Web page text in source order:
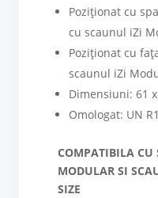
Poziţionat cu
cu scaunul iZi
Poziţionat cu
scaunul iZi
Dimensiuni: 61
Omologat: UN
COMPATIBILA CU
MODULAR SI
SIZE